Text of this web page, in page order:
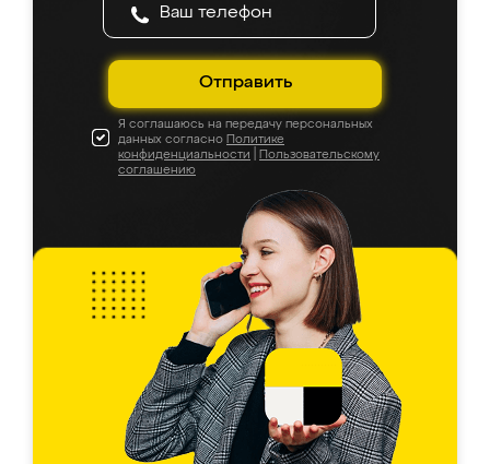
Отправить
Я соглашаюсь на передачу персональных
данных согласно Политике
конфиденциальности
Пользовательскому
соглашению